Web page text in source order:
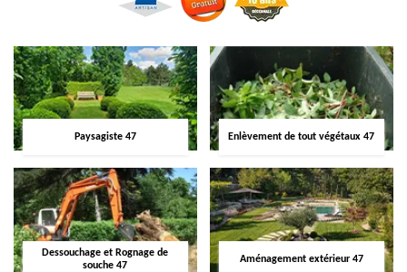
Paysagiste 47 Enlèvement de tout végétaux 47
Dessouchage et Rognage de
souche 47
Aménagement extérieur 47